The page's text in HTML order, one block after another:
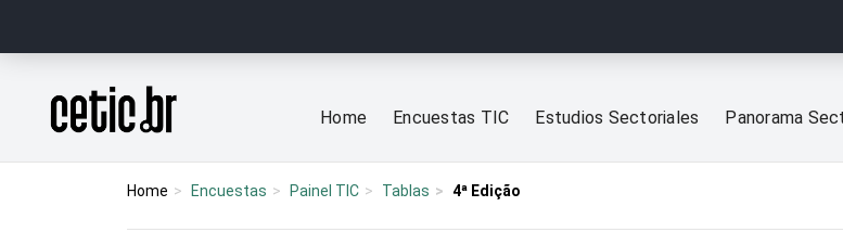
Página inicial
Home Encuestas TIC Estudios Sectoriales Panorama
Home Encuestas Painel TIC Tablas 4ª Edição